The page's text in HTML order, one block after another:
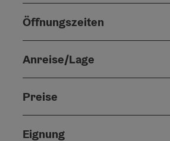
Öffnungszeiten
Anreise/Lage
Preise
Eignung